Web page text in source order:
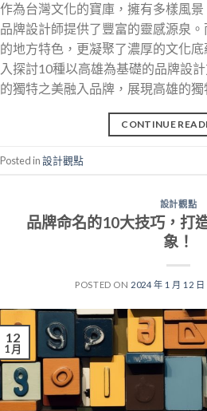
作為台灣文化的寶庫，擁有多樣風
品牌設計師提供了豐富的靈感源泉
的地方特色，更凝聚了濃厚的文化
入探討10種以高雄為基礎的品牌設
的獨特之美融入品牌，展現高雄的獨
CONTINUE
Posted in設計觀點
設計觀點
品牌命名的10大技巧，打
象！
POSTED ON 2024 年 1 月 12 日
12
1 月